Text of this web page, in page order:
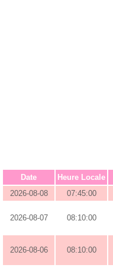
Date Heure Locale
2026-08-08
07:45:00
2026-08-07 08:10:00
2026-08-06 08:10:00